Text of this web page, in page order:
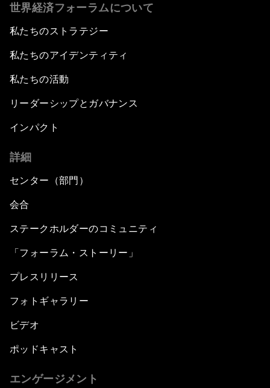
世界経済フォーラムについて
私たちのストラテジー
私たちのアイデンティティ
私たちの活動
リーダーシップとガバナンス
インパクト
詳細
センター（部門）
会合
ステークホルダーのコミュニティ
「フォーラム・ストーリー」
プレスリリース
フォトギャラリー
ビデオ
ポッドキャスト
エンゲージメント